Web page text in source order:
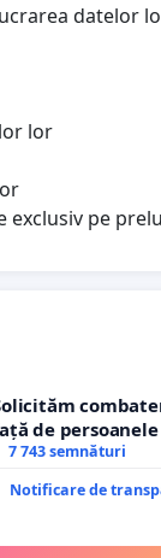
datelor
lor
exclusiv pe
de
7 743 semnături
Notificare de